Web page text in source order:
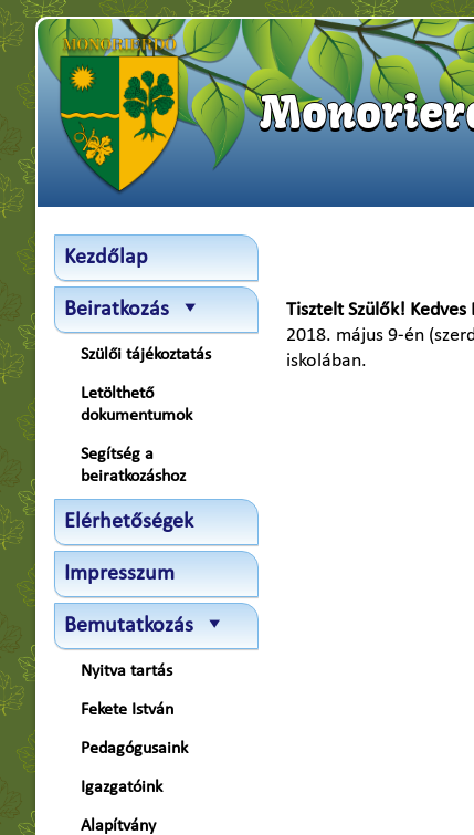
Kezdőlap
Beiratkozás
Szülői tájékoztatás
Letölthető
dokumentumok
Segítség a
beiratkozáshoz
Elérhetőségek
Impresszum
Bemutatkozás
Nyitva tartás
Fekete István
Pedagógusaink
Igazgatóink
Alapítvány
Tisztelt Szülők! Kedves
2018. május 9-én
iskolában.